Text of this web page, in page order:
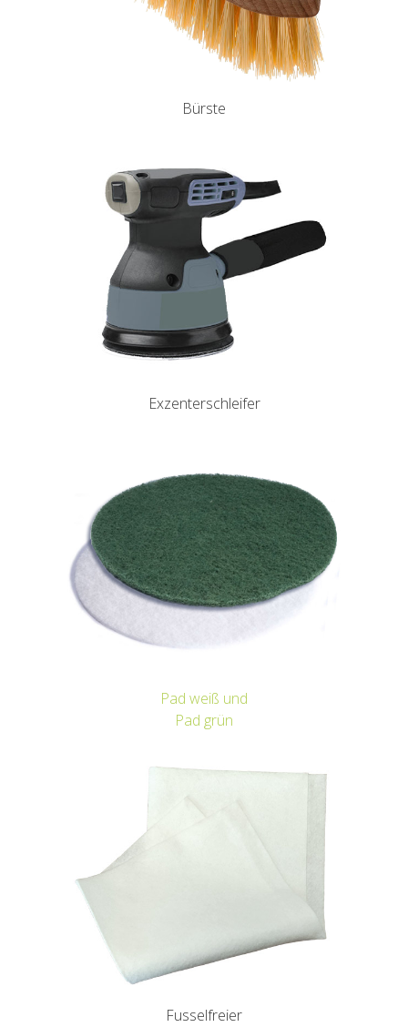
Bürste
Exzenterschleifer
Pad weiß und
Pad grün
Fusselfreier